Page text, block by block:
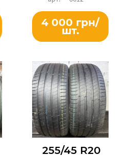
4 000 грн/
шт.
255/45 R20